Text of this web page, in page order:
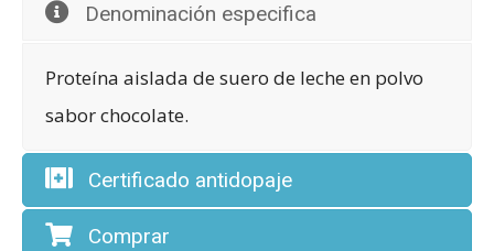
Denominación especifica
Proteína aislada de suero de leche en polvo
sabor chocolate.
Certificado antidopaje
Comprar